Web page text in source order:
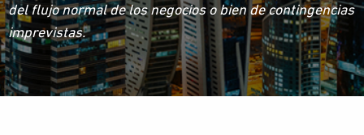
del flujo normal de los negocios o bien de contingencias
imprevistas.